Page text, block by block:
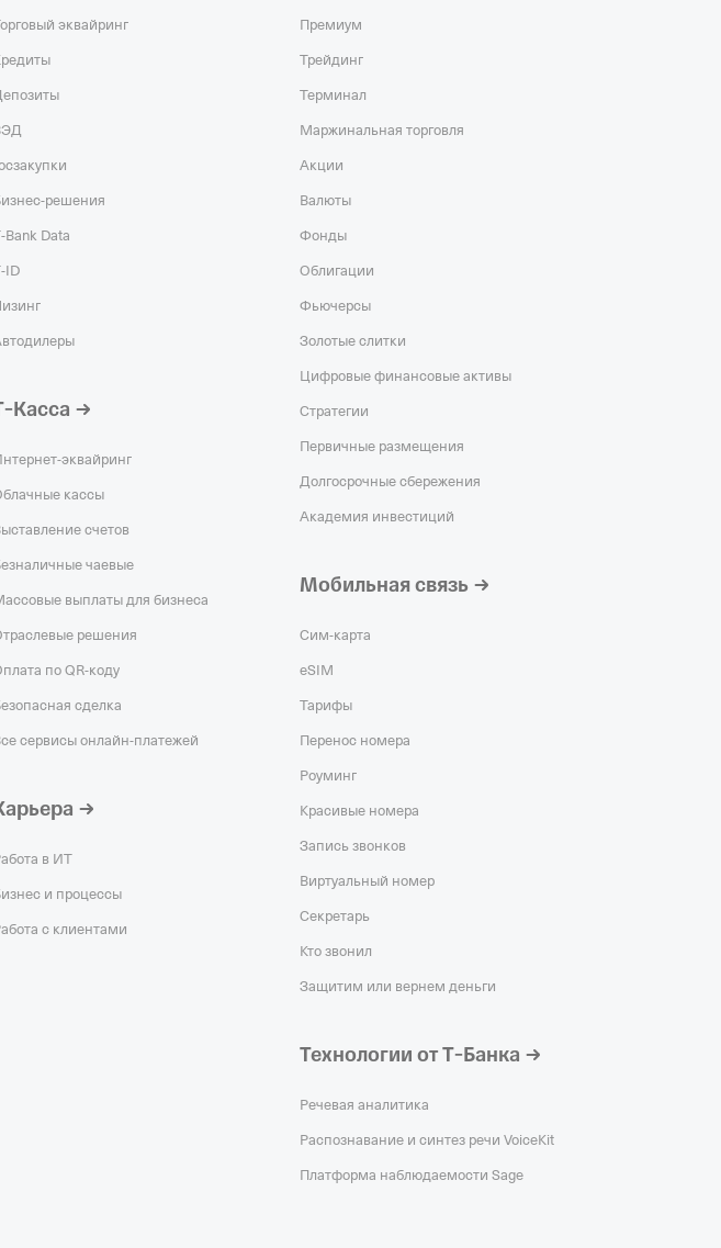
эквайринг
решения
Data
эквайринг
кассы
счетов
чаевые
выплаты для бизнеса
решения
по QR‑коду
сделка
сервисы онлайн-платежей
в ИТ
и процессы
с клиентами
Премиум
Трейдинг
Терминал
Маржинальная торговля
Акции
Валюты
Фонды
Облигации
Фьючерсы
Золотые слитки
Цифровые финансовые активы
Стратегии
Первичные размещения
Долгосрочные сбережения
Академия инвестиций
Мобильная связь
Сим‑карта
eSIM
Тарифы
Перенос номера
Роуминг
Красивые номера
Запись звонков
Виртуальный номер
Секретарь
Кто звонил
Защитим или вернем деньги
Технологии от Т‑Банка
Речевая аналитика
Распознавание и синтез речи VoiceKit
Платформа наблюдаемости Sage